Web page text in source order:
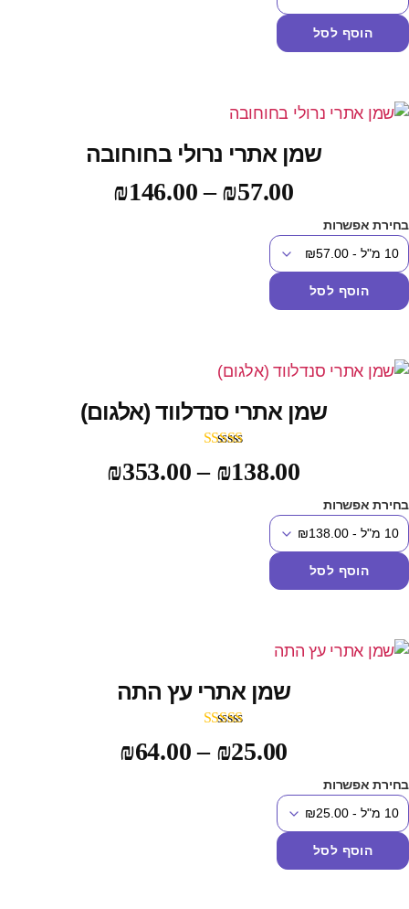
הוסף לסל
שמן אתרי נרולי בחוחובה
₪57.00
–
₪146.00
אפשרות
הוסף לסל
שמן אתרי סנדלווד (אלגום)
מתוך 5
₪138.00
–
₪353.00
אפשרות
הוסף לסל
שמן אתרי עץ התה
מתוך 5
₪25.00
–
₪64.00
אפשרות
הוסף לסל